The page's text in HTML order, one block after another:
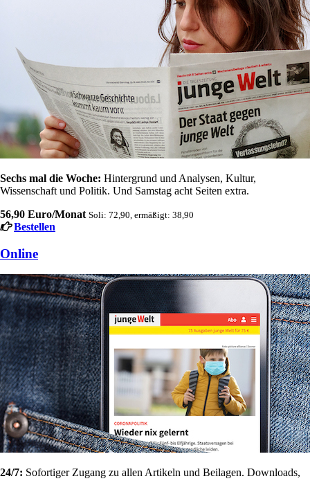
Sechs mal die Woche: Hintergrund und Analysen, Kultur,
Wissenschaft und Politik. Und Samstag acht Seiten extra.
56,90 Euro/Monat Soli: 72,90, ermäßigt: 38,90
Bestellen
Online
24/7: Sofortiger Zugang zu allen Artikeln und Beilagen. Downloads,